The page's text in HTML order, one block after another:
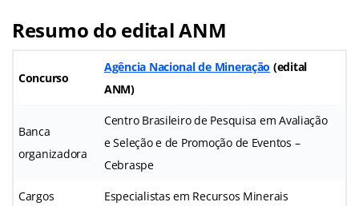
Resumo do edital ANM
Concurso
Agência Nacional de Mineração (edital
ANM)
Banca
organizadora
Centro Brasileiro de Pesquisa em Avaliação
e Seleção e de Promoção de Eventos –
Cebraspe
Cargos Especialistas em Recursos Minerais